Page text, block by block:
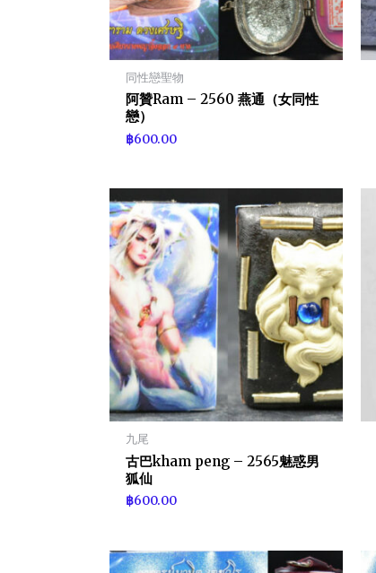
同性戀聖物
阿贊Ram – 2560 燕通（女同性
戀）
฿600.00
九尾
古巴kham peng – 2565魅惑男
狐仙
฿600.00